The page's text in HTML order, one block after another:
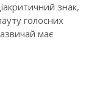
знак,
голосних
має